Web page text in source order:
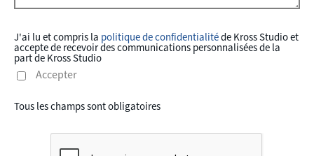
J'ai lu et compris la politique de confidentialitéde Kross Studio et
accepte de recevoir des communications personnalisées de la
part de Kross Studio
Accepter
Tous les champs sont obligatoires